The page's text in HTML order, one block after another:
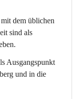
dem üblichen
sind als
Ausgangspunkt
und in die